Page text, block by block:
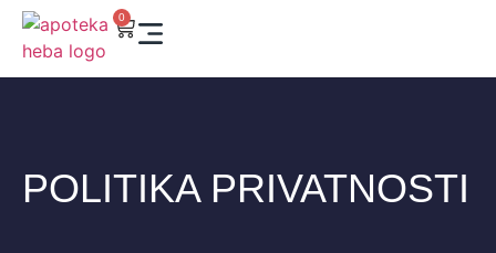
0
POLITIKA PRIVATNOSTI